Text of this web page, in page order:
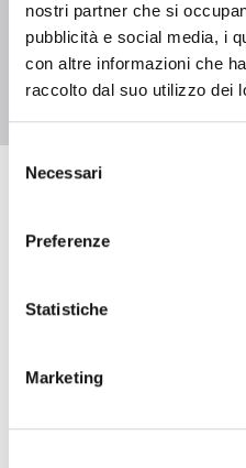
nostri partner che si
pubblicità e social media, i
con altre informazioni che
raccolto dal suo utilizzo dei
Selezione
delNecessari
Preferenze
Statistiche
Marketing
Data e ora di inizio